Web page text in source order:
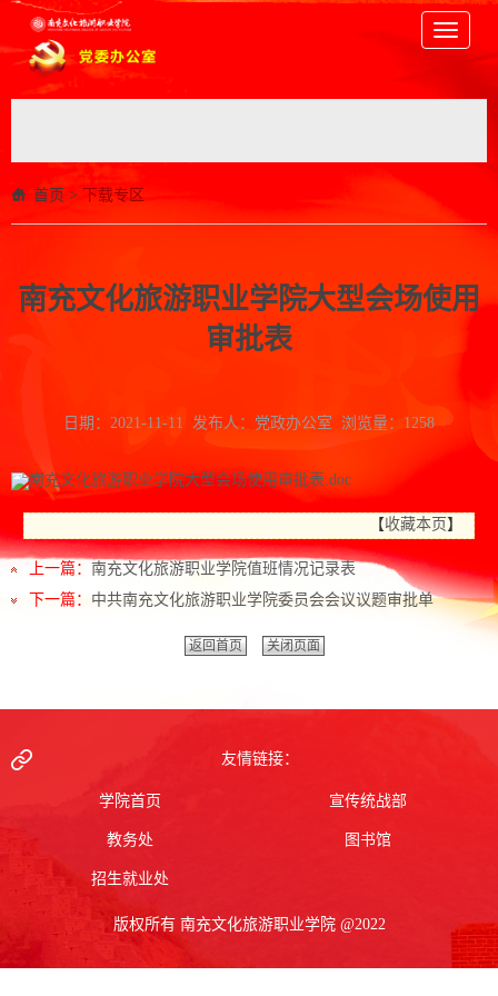
Toggle
首页 > 下载专区
南充文化旅游职业学院大型会场使用
审批表
日期：2021-11-11 发布人：党政办公室 浏览量： 1258
南充文化旅游职业学院大型会场使用审批表.doc
【收藏本页 】
上一篇： 南充文化旅游职业学院值班情况记录表
下一篇： 中共南充文化旅游职业学院委员会会议议题审批单
返回首页 关闭页面
友情链接：
学院首页 宣传统战部
教务处 图书馆
招生就业处
版权所有 南充文化旅游职业学院 @2022